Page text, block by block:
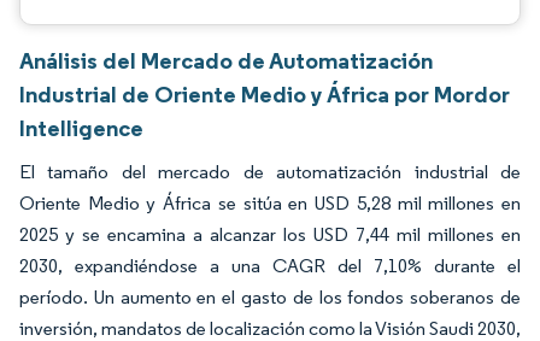
Análisis del Mercado de Automatización
Industrial de Oriente Medio y África por Mordor
Intelligence
El tamaño del mercado de automatización industrial de
Oriente Medio y África se sitúa en USD 5,28 mil millones en
2025 y se encamina a alcanzar los USD 7,44 mil millones en
2030, expandiéndose a una CAGR del 7,10% durante el
período. Un aumento en el gasto de los fondos soberanos de
inversión, mandatos de localización como la Visión Saudi 2030,